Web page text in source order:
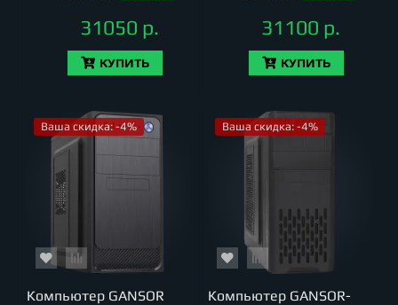
31050 р.
КУПИТЬ
31100 р.
КУПИТЬ
Ваша скидка: -4%
Компьютер GANSOR
Ваша скидка: -4%
Компьютер GANSOR-